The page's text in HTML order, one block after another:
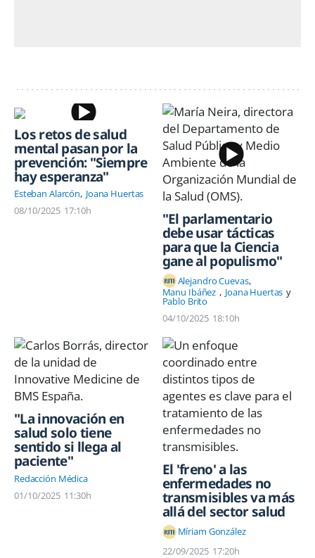
Los retos de salud
mental pasan por la
prevención: "Siempre
hay esperanza"
Esteban Alarcón Joana Huertas
08/10/2025 17:10h "El parlamentario
debe usar tácticas
para que la Ciencia
gane al populismo"
Alejandro Cuevas
Manu Ibáñez
Joana Huertas
Pablo Brito
04/10/2025 18:10h
"La innovación en
salud solo tiene
sentido si llega al
paciente"
Redacción Médica
01/10/2025 11:30h
El 'freno' a las
enfermedades no
transmisibles va más
allá del sector salud
Míriam González
22/09/2025 17:20h